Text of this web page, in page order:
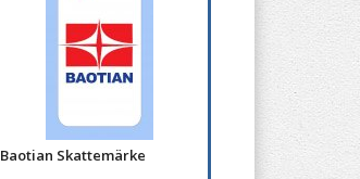
Baotian Skattemärke